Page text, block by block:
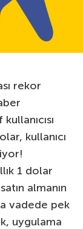
rekor
kullanıcı
1 dolar
almanın
vadede pek
uygulama